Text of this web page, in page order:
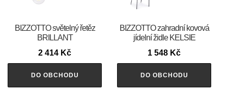
BIZZOTTO světelný řetěz
BRILLANT
2 414 Kč
DO OBCHODU
BIZZOTTO zahradní kovová
jídelní židle KELSIE
1 548 Kč
DO OBCHODU